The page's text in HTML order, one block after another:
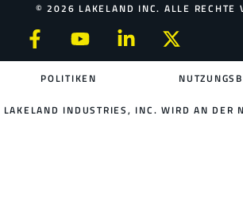
© 2026 LAKELAND INC. ALLE RECHTE
POLITIKEN
LAKELAND INDUSTRIES, INC. WIRD AN DER